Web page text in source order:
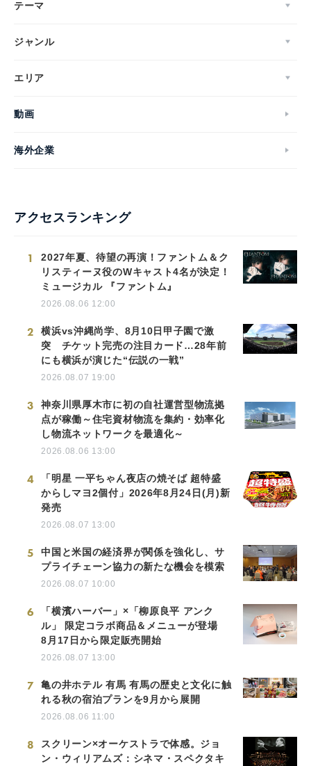
テーマ
ジャンル
エリア
動画
海外企業
アクセスランキング
1
2027年夏、待望の再演！ファントム＆ク
リスティーヌ役のWキャスト4名が決定！
ミュージカル 『ファントム』
2026.08.06 12:00
2
横浜vs沖縄尚学、8月10日甲子園で激
突 チケット完売の注目カード…28年前
にも横浜が演じた“伝説の一戦”
2026.08.07 19:00
3
神奈川県厚木市に初の自社運営型物流拠
点が稼働～住宅資材物流を集約・効率化
し物流ネットワークを最適化～
2026.08.06 13:00
4
「明星 一平ちゃん夜店の焼そば 超特盛
からしマヨ2個付」2026年8月24日(月)新
発売
2026.08.07 13:00
5
中国と米国の経済界が関係を強化し、サ
プライチェーン協力の新たな機会を模索
2026.08.07 10:00
6
「横濱ハーバー」×「柳原良平 アンク
ル」 限定コラボ商品＆メニューが登場
8月17日から限定販売開始
2026.08.07 13:00
7
亀の井ホテル 有馬 有馬の歴史と文化に触
れる秋の宿泊プランを9月から展開
2026.08.06 11:00
8
スクリーン×オーケストラで体感。ジョ
ン・ウィリアムズ：シネマ・スペクタキ